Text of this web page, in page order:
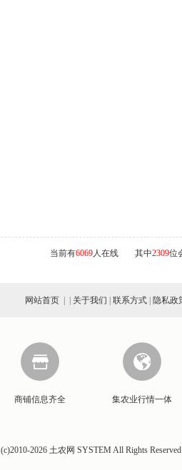
当前有6069人在线 其中2309位
网站首页 关于我们 联系方式 隐私政
商铺信息齐全 集农业行情一体
(c)2010-2026 土农网 SYSTEM All Rights Reserved